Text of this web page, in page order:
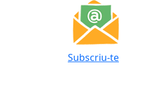
Subscriu-te